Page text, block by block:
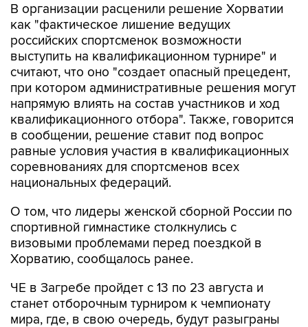
В организации расценили решение Хорватии
как "фактическое лишение ведущих
российских спортсменок возможности
выступить на квалификационном турнире" и
считают, что оно "создает опасный прецедент,
при котором административные решения могут
напрямую влиять на состав участников и ход
квалификационного отбора". Также, говорится
в сообщении, решение ставит под вопрос
равные условия участия в квалификационных
соревнованиях для спортсменов всех
национальных федераций.
О том, что лидеры женской сборной России по
спортивной гимнастике столкнулись с
визовыми проблемами перед поездкой в
Хорватию, сообщалось ранее.
ЧЕ в Загребе пройдет с 13 по 23 августа и
станет отборочным турниром к чемпионату
мира, где, в свою очередь, будут разыграны